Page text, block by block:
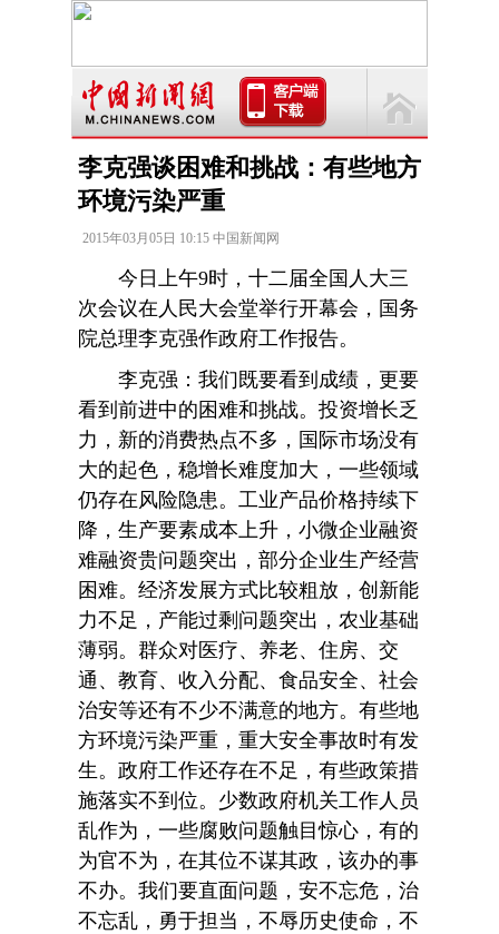
李克强谈困难和挑战：有些地方
环境污染严重
2015年03月05日 10:15 中国新闻网
今日上午9时，十二届全国人大三
次会议在人民大会堂举行开幕会，国务
院总理李克强作政府工作报告。
李克强：我们既要看到成绩，更要
看到前进中的困难和挑战。投资增长乏
力，新的消费热点不多，国际市场没有
大的起色，稳增长难度加大，一些领域
仍存在风险隐患。工业产品价格持续下
降，生产要素成本上升，小微企业融资
难融资贵问题突出，部分企业生产经营
困难。经济发展方式比较粗放，创新能
力不足，产能过剩问题突出，农业基础
薄弱。群众对医疗、养老、住房、交
通、教育、收入分配、食品安全、社会
治安等还有不少不满意的地方。有些地
方环境污染严重，重大安全事故时有发
生。政府工作还存在不足，有些政策措
施落实不到位。少数政府机关工作人员
乱作为，一些腐败问题触目惊心，有的
为官不为，在其位不谋其政，该办的事
不办。我们要直面问题，安不忘危，治
不忘乱，勇于担当，不辱历史使命，不